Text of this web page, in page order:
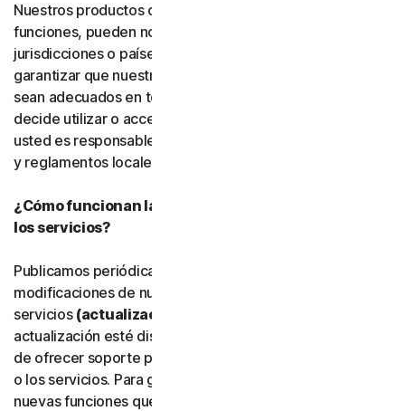
Nuestros productos o servicios, o determinadas
funciones, pueden no estar disponibles en todas las
jurisdicciones o países, y no podemos declarar ni
garantizar que nuestro software, servicios o contenido
sean adecuados en todos los países o jurisdicciones. Si
decide utilizar o acceder a nuestro software o servicios,
usted es responsable de cumplir todas las leyes, normas
y reglamentos locales aplicables.
¿Cómo funcionan las actualizaciones del software y
los servicios?
Publicamos periódicamente mejoras, ampliaciones y
modificaciones de nuestro software y
servicios (actualizaciones)
actualización esté disponible, es posible que dejemos
de ofrecer soporte para la versión anterior del software
o los servicios. Para garantizar que pueda utilizar las
nuevas funciones que desarrollemos, usted acepta que